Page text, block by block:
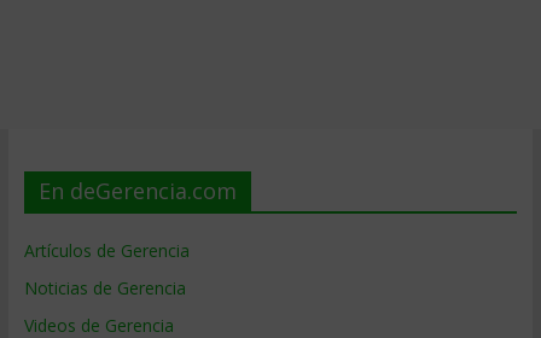
En deGerencia.com
Artículos de Gerencia
Noticias de Gerencia
Videos de Gerencia